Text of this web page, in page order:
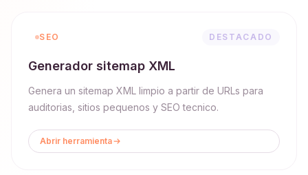
SEO DESTACADO
Generador sitemap XML
Genera un sitemap XML limpio a partir de URLs para
auditorias, sitios pequenos y SEO tecnico.
Abrir herramienta